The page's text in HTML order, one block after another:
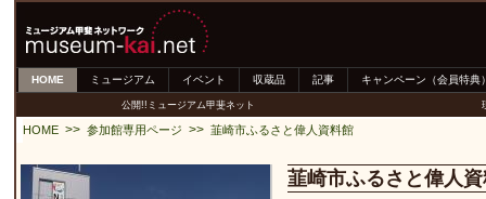
HOME ミュージアム イベント 収蔵品 記事 キャンペーン（会員特典
公開!!ミュージアム甲斐ネット
HOME >> 参加館専用ページ >> 韮崎市ふるさと偉人資料館
韮崎市ふるさと偉人